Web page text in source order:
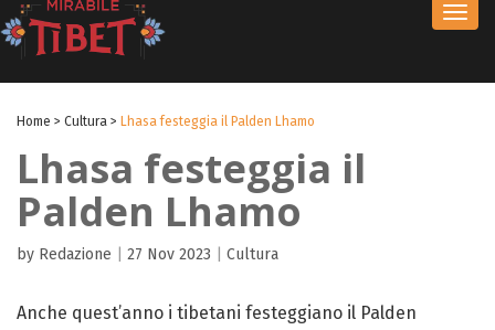
Home > Cultura > Lhasa festeggia il Palden Lhamo
Lhasa festeggia il
Palden Lhamo
by Redazione 27 Nov 2023 Cultura
Anche quest’anno i tibetani festeggiano il Palden